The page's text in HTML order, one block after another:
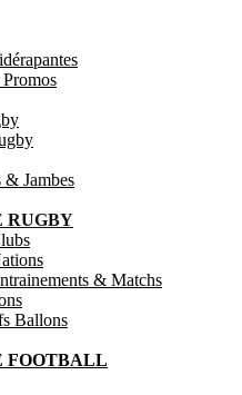
& Jambes
RUGBY
& Matchs
Ballons
FOOTBALL